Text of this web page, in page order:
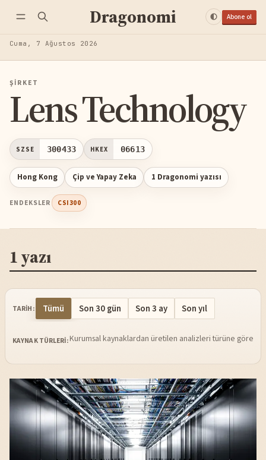
Dragonomi Abone ol
Cuma, 7 Ağustos 2026
ŞIRKET
Lens Technology
SZSE 300433 HKEX 06613
Hong Kong Çip ve Yapay Zeka 1 Dragonomi yazısı
ENDEKSLER CSI300
1 yazı
TARIH: Tümü Son 30 gün Son 3 ay Son yıl
KAYNAK TÜRLERI:Kurumsal kaynaklardan üretilen analizleri türüne göre